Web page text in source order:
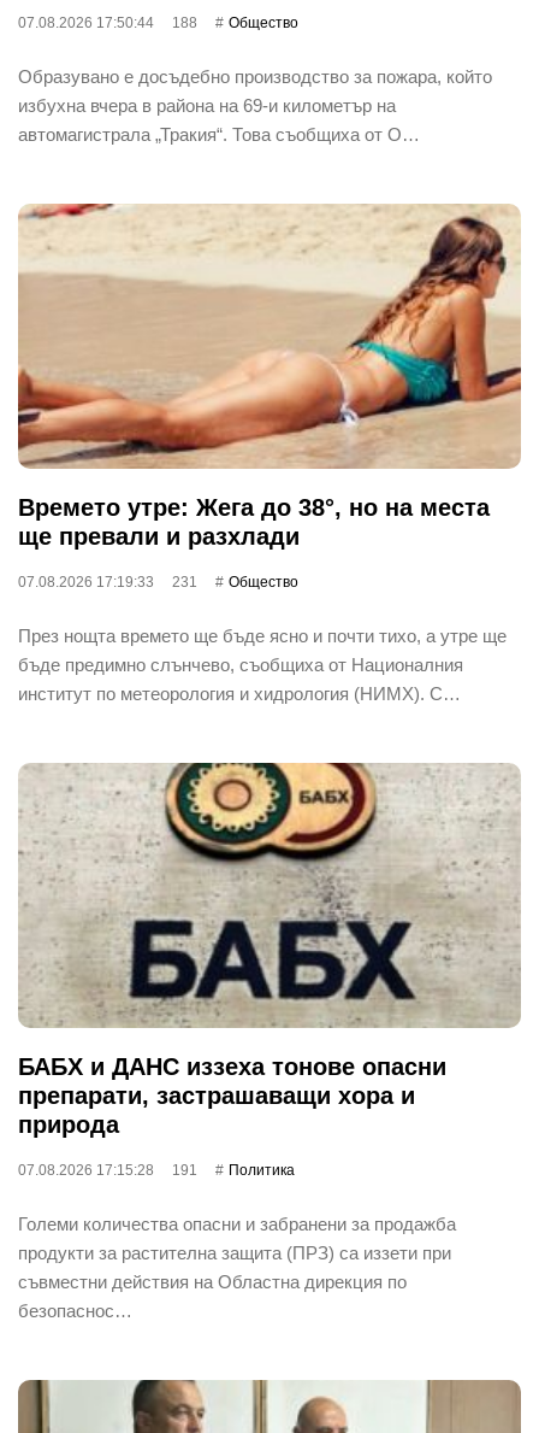
07.08.2026 17:50:44 188 Общество
Образувано е досъдебно производство за пожара, който
избухна вчера в района на 69-и километър на
автомагистрала „Тракия“. Това съобщиха от О…
Времето утре: Жега до 38°, но на места
ще превали и разхлади
07.08.2026 17:19:33 231 Общество
През нощта времето ще бъде ясно и почти тихо, а утре ще
бъде предимно слънчево, съобщиха от Националния
институт по метеорология и хидрология (НИМХ). С…
БАБХ и ДАНС иззеха тонове опасни
препарати, застрашаващи хора и
природа
07.08.2026 17:15:28 191 Политика
Големи количества опасни и забранени за продажба
продукти за растителна защита (ПРЗ) са иззети при
съвместни действия на Областна дирекция по
безопаснос…